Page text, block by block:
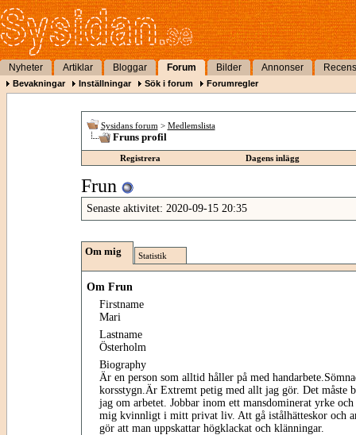
Nyheter Artiklar Bloggar Forum Bilder Annonser
Bevakningar Inställningar Sök i forum Forumregler
Sysidans forum > Medlemslista
Fruns profil
Registrera Dagens inlägg
Frun
Senaste aktivitet: 2020-09-15 20:35
Om mig Statistik
Om Frun
Firstname
Mari
Lastname
Österholm
Biography
Är en person som alltid håller på med
korsstygn.Är Extremt petig med allt jag gör. Det måste
jag om arbetet. Jobbar inom ett mansdominerat yrke
mig kvinnligt i mitt privat liv. Att gå istålhätteskor och
gör att man uppskattar högklackat och klänningar.